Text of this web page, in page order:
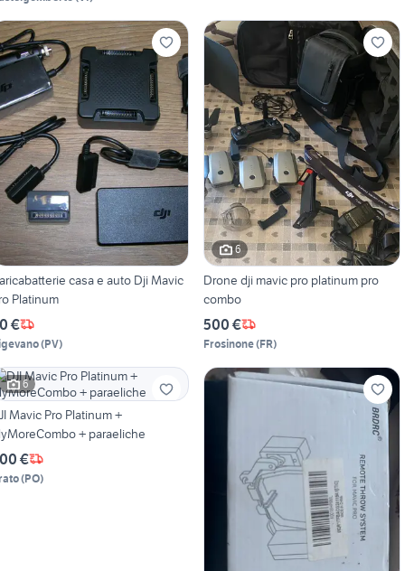
casa e auto Dji Mavic
Platinum
€
(PV)
6
Drone dji mavic pro platinum pro
combo
500 €
Frosinone(FR)
6
Mavic Pro Platinum +
+ paraeliche
€
(PO)